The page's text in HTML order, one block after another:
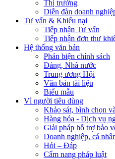
Thị trường
Diễn đàn doanh
Tư vấn & Khiếu nại
Tiếp nhận Tư vấn
Tiếp nhận đơn thư
Hệ thống văn bản
Phản biện chính sách
Đảng, Nhà nước
Trung ương Hội
Văn bản tài liệu
Biểu mẫu
Vì người tiêu dùng
Khảo sát, bình chọn
Hàng hóa - Dịch vụ
Giải pháp hỗ trợ bảo
Doanh nghiệp, cá
Hỏi – Đáp
Cẩm nang pháp luật